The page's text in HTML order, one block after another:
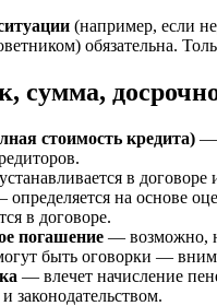
(например, если
обязательна.
сумма,
стоимость кредита) —
в договоре
определяется на основе
в договоре.
погашение — возможно,
быть оговорки —
— влечет начисление
законодательством.